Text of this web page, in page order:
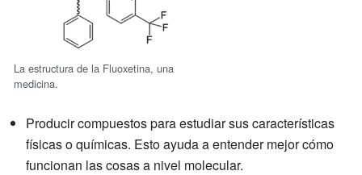
La estructura de la Fluoxetina, una
medicina.
Producir compuestos para estudiar sus características
físicas o químicas. Esto ayuda a entender mejor cómo
funcionan las cosas a nivel molecular.